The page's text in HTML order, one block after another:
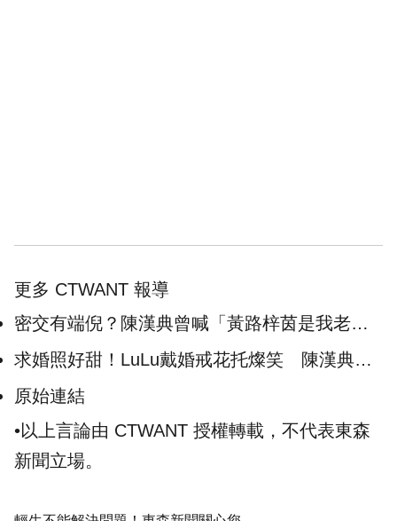
更多 CTWANT 報導
密交有端倪？陳漢典曾喊「黃路梓茵是我老
婆！」 昔日CP成真《大熱門》獻上祝福
求婚照好甜！LuLu戴婚戒花托燦笑 陳漢典
「眼神超寵溺」
原始連結
•以上言論由 CTWANT 授權轉載，不代表東森
新聞立場。